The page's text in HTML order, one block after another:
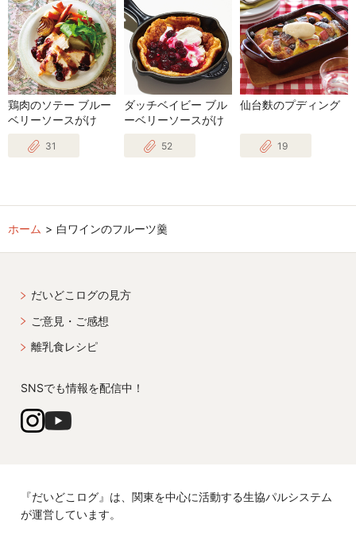
鶏肉のソテー ブルー
ベリーソースがけ
31
ダッチベイビー ブル
ーベリーソースがけ
52
仙台麩のプディング
19
ホーム 白ワインのフルーツ羹
だいどこログの見方
ご意見・ご感想
離乳食レシピ
SNSでも情報を配信中！
『だいどこログ』は、関東を中心に活動する生協パルシステム
が運営しています。